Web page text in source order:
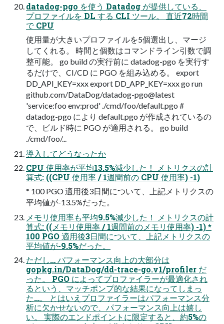
datadog-pgo を使う Datadog が提供している、
プロファイルを DL する CLI ツール。 直近72時間
で CPU
使用量が大きいプロファイルを5個選出し、マージ
してくれる。 時間と個数はコマンドライン引数で調
整可能。 go build の実行前に datadog-pgo を実行す
るだけで、CI/CD に PGO を組み込める。 export
DD_API_KEY=xxx export DD_APP_KEY=xxx go run
github.com/DataDog/datadog-pgo@latest
'service:foo env:prod' ./cmd/foo/default.pgo #
datadog-pgo により default.pgo が作成されているの
で、ビルド時に PGO が適用される。 go build
./cmd/foo/...
導入してどうなったか
CPU 使用率が平均13.5%減少した！ メトリクスの計
算式: ((CPU 使用率 / 1週間前の CPU 使用率) -1)
* 100 PGO 適用後3日間について、上記メトリクスの
平均値が-13.5%だった。
メモリ使用率も平均9.5%減少した！ メトリクスの計
算式: ((メモリ使用率 / 1週間前のメモリ使用率) -1) *
100 PGO 適用後3日間について、上記メトリクスの
平均値が-9.5%だった。
ただし… パフォーマンス向上の大部分は
gopkg.in/DataDog/dd-trace-go.v1/profiler だ
った。 PGO によってプロファイラーが最適化され
るという、マッチポンプ的な結果になってしまっ
た…。 とはいえプロファイラーはパフォーマンス分
析に欠かせないので、パフォーマンス向上は嬉し
い。 実際のエンドポイントに限定すると、約5%の